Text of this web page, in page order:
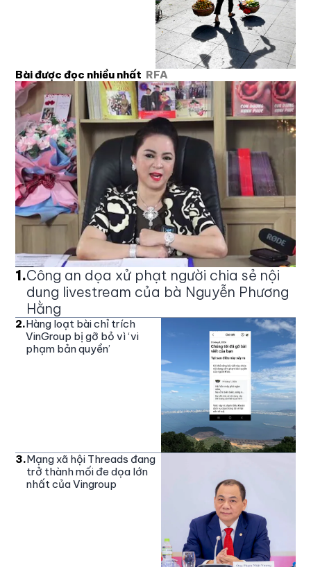
Bài được đọc nhiều nhất RFA
1.Công an dọa xử phạt người chia sẻ nội
dung livestream của bà Nguyễn Phương
Hằng
2.Hàng loạt bài chỉ trích
VinGroup bị gỡ bỏ vì ‘vi
phạm bản quyền’
3.Mạng xã hội Threads đang
trở thành mối đe dọa lớn
nhất của Vingroup